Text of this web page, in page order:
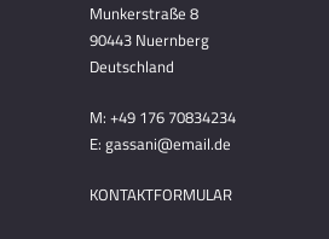
Munkerstraße 8
90443 Nuernberg
Deutschland
M: +49 176 70834234
E: gassani@email.de
KONTAKTFORMULAR